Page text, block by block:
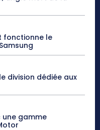
fonctionne le
division dédiée aux
une gamme